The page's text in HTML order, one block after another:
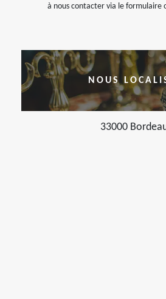
à nous contacter via le formulaire
NOUS
33000